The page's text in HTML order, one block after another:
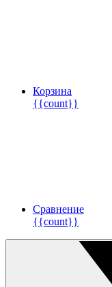
Корзина
{{count}}
Сравнение
{{count}}